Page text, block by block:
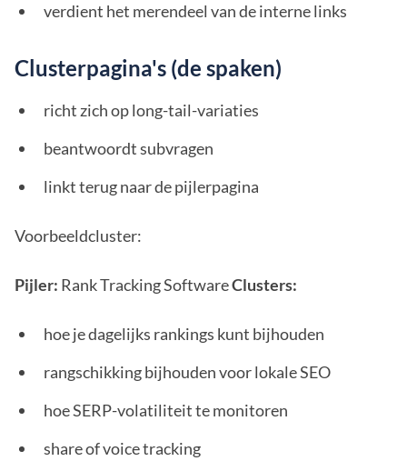
verdient het merendeel van de interne links
Clusterpagina's (de spaken)
richt zich op long-tail-variaties
beantwoordt subvragen
linkt terug naar de pijlerpagina
Voorbeeldcluster:
Pijler: Rank Tracking SoftwareClusters:
hoe je dagelijks rankings kunt bijhouden
rangschikking bijhouden voor lokale SEO
hoe SERP-volatiliteit te monitoren
share of voice tracking